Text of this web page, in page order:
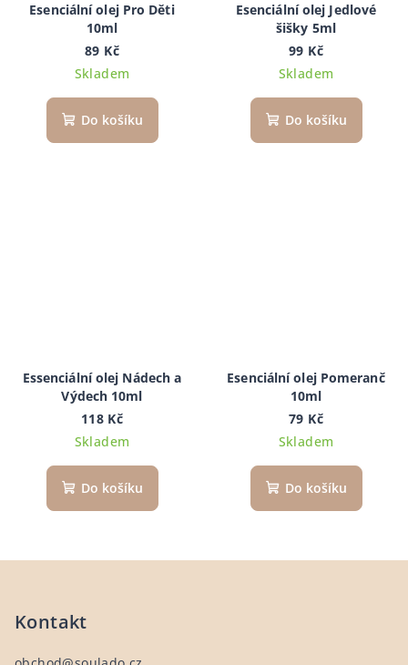
Esenciální olej Pro Děti
10ml
89 Kč
Skladem
Do košíku
Esenciální olej Jedlové
šišky 5ml
99 Kč
Skladem
Do košíku
Essenciální olej Nádech a
Výdech 10ml
118 Kč
Skladem
Do košíku
Esenciální olej Pomeranč
10ml
79 Kč
Skladem
Do košíku
Kontakt